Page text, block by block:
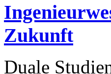
Zukunft
Duale